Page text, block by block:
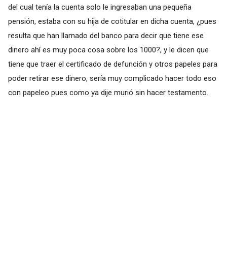
del cual tenía la cuenta solo le ingresaban una pequeña
pensión, estaba con su hija de cotitular en dicha cuenta, ¿pues
resulta que han llamado del banco para decir que tiene ese
dinero ahí es muy poca cosa sobre los 1000?, y le dicen que
tiene que traer el certificado de defunción y otros papeles para
poder retirar ese dinero, sería muy complicado hacer todo eso
con papeleo pues como ya dije murió sin hacer testamento.